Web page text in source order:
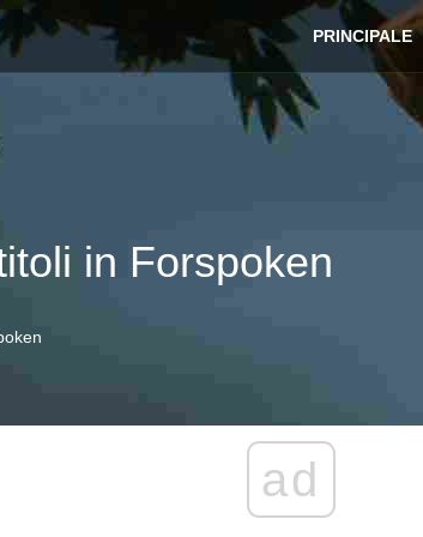
PRINCIPALE
in Forspoken
ad